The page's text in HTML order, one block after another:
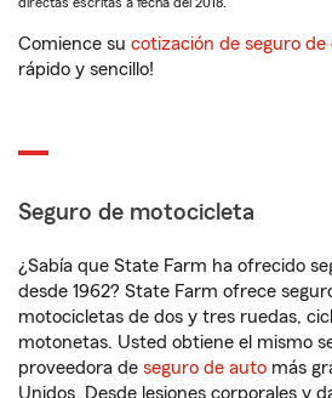
Comience su cotización de seguro de
rápido y sencillo!
Seguro de motocicleta
¿Sabía que State Farm ha ofrecido
desde 1962? State Farm ofrece
motocicletas de dos y tres ruedas,
motonetas. Usted obtiene el mismo
proveedora de seguro de auto más
Unidos. Desde lesiones corporales y